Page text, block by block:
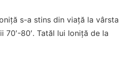
s-a stins din viață la vârsta
80′. Tatăl lui Ioniță de la